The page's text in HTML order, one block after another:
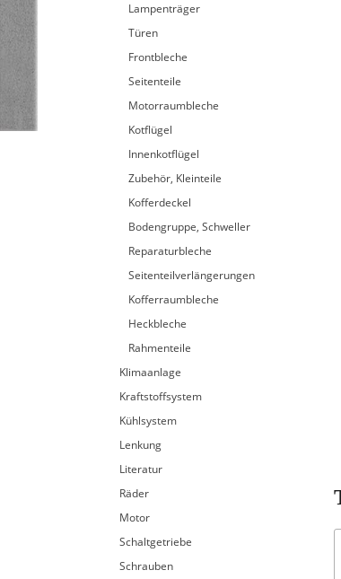
Lampenträger
Türen
Frontbleche
Seitenteile
Motorraumbleche
Kotflügel
Innenkotflügel
Zubehör, Kleinteile
Kofferdeckel
Bodengruppe, Schweller
Reparaturbleche
Seitenteilverlängerungen
Kofferraumbleche
Heckbleche
Rahmenteile
Klimaanlage
Kraftstoffsystem
Kühlsystem
Lenkung
Literatur
Räder
Motor
Schaltgetriebe
Schrauben